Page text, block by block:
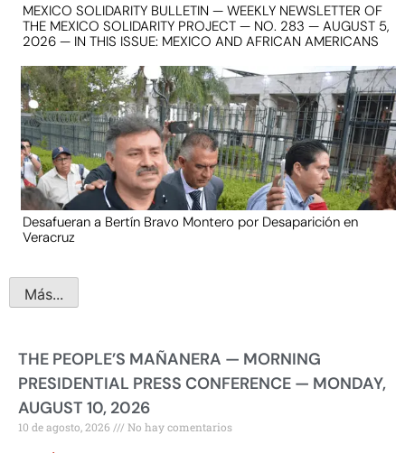
MEXICO SOLIDARITY BULLETIN — WEEKLY NEWSLETTER OF
THE MEXICO SOLIDARITY PROJECT — NO. 283 — AUGUST 5,
2026 — IN THIS ISSUE: MEXICO AND AFRICAN AMERICANS
Desafueran a Bertín Bravo Montero por Desaparición en
Veracruz
Más...
THE PEOPLE’S MAÑANERA — MORNING
PRESIDENTIAL PRESS CONFERENCE — MONDAY,
AUGUST 10, 2026
10 de agosto, 2026 No hay comentarios